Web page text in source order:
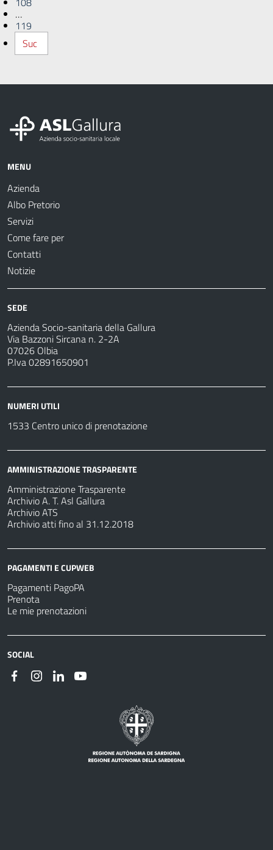
…
119
Suc
MENU
Azienda
Albo Pretorio
Servizi
Come fare per
Contatti
Notizie
SEDE
Azienda Socio-sanitaria della Gallura
Via Bazzoni Sircana n. 2-2A
07026 Olbia
P.Iva 02891650901
NUMERI UTILI
1533 Centro unico di prenotazione
AMMINISTRAZIONE TRASPARENTE
Amministrazione Trasparente
Archivio A. T. Asl Gallura
Archivio ATS
Archivio atti fino al 31.12.2018
PAGAMENTI E CUPWEB
Pagamenti PagoPA
Prenota
Le mie prenotazioni
SOCIAL